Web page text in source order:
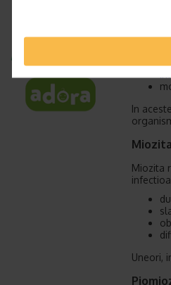
In
Miozita
Miozita
Uneori,